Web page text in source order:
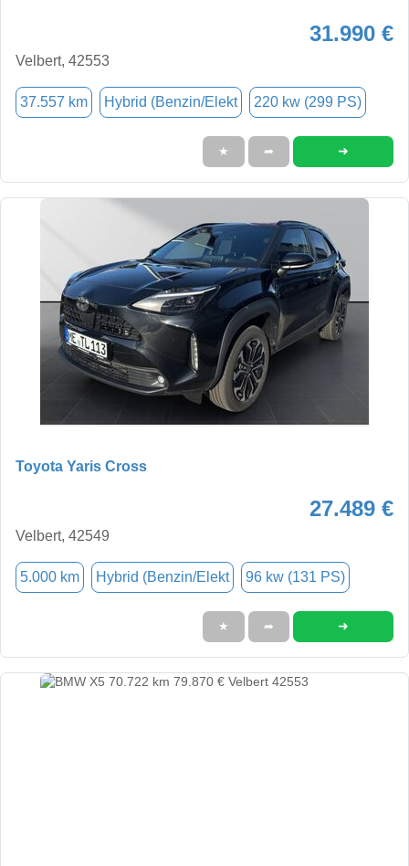
31.990 €
Velbert, 42553
37.557 km Hybrid (Benzin/Elekt 220 kw (299 PS)
★ ➦ ➜
Toyota Yaris Cross
27.489 €
Velbert, 42549
5.000 km Hybrid (Benzin/Elekt 96 kw (131 PS)
★ ➦ ➜